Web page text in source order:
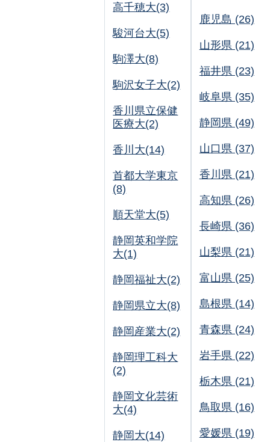
高千穂大(3)
駿河台大(5)
駒澤大(8)
駒沢女子大(2)
香川県立保健
医療大(2)
香川大(14)
首都大学東京
(8)
順天堂大(5)
静岡英和学院
大(1)
静岡福祉大(2)
静岡県立大(8)
静岡産業大(2)
静岡理工科大
(2)
静岡文化芸術
大(4)
静岡大(14)
鹿児島 (26)
山形県 (21)
福井県 (23)
岐阜県 (35)
静岡県 (49)
山口県 (37)
香川県 (21)
高知県 (26)
長崎県 (36)
山梨県 (21)
富山県 (25)
島根県 (14)
青森県 (24)
岩手県 (22)
栃木県 (21)
鳥取県 (16)
愛媛県 (19)